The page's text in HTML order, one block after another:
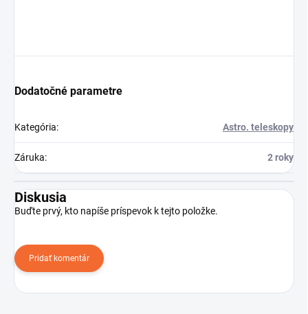
Dodatočné parametre
Kategória: Astro. teleskopy
Záruka: 2 roky
Diskusia
Buďte prvý, kto napíše príspevok k tejto položke.
Pridať komentár